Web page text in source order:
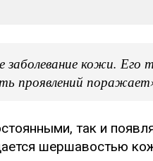
заболевание кожи. Его
проявлений
так и
шершавостью